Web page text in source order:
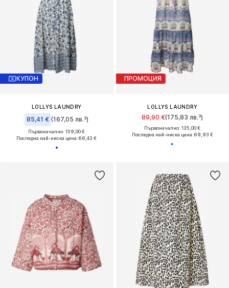
КУПОН
LOLLYS LAUNDRY
85,41 € (167,05 лв.³)
Първоначално: 159,00 €
Последна най-ниска цена:66,43 €
ПРОМОЦИЯ
LOLLYS LAUNDRY
89,90 €(175,83 лв.³)
Първоначално: 135,00 €
Последна най-ниска цена:69,93 €